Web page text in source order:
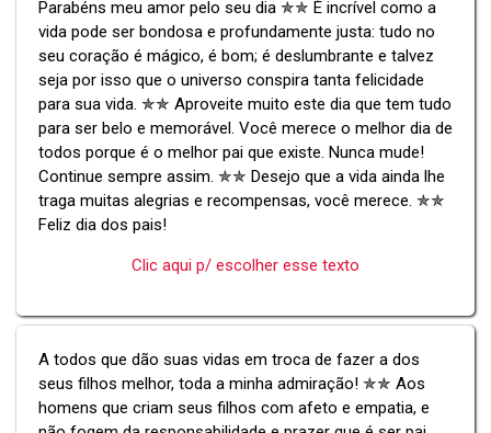
Parabéns meu amor pelo seu dia ✯✯ É incrível como a
vida pode ser bondosa e profundamente justa: tudo no
seu coração é mágico, é bom; é deslumbrante e talvez
seja por isso que o universo conspira tanta felicidade
para sua vida. ✯✯ Aproveite muito este dia que tem tudo
para ser belo e memorável. Você merece o melhor dia de
todos porque é o melhor pai que existe. Nunca mude!
Continue sempre assim. ✯✯ Desejo que a vida ainda lhe
traga muitas alegrias e recompensas, você merece. ✯✯
Feliz dia dos pais!
Clic aqui p/ escolher esse texto
A todos que dão suas vidas em troca de fazer a dos
seus filhos melhor, toda a minha admiração! ✯✯ Aos
homens que criam seus filhos com afeto e empatia, e